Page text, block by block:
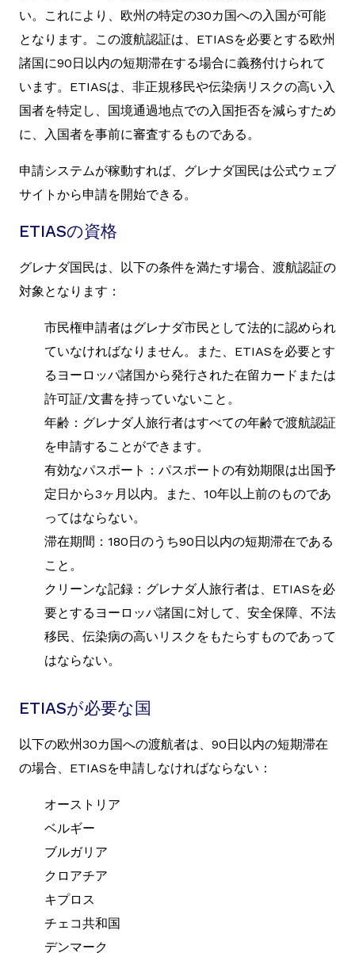
い。これにより、欧州の特定の30カ国への入国が可能
となります。この渡航認証は、ETIASを必要とする欧州
諸国に90日以内の短期滞在する場合に義務付けられて
います。ETIASは、非正規移民や伝染病リスクの高い入
国者を特定し、国境通過地点での入国拒否を減らすため
に、入国者を事前に審査するものである。
申請システムが稼動すれば、グレナダ国民は公式ウェブ
サイトから申請を開始できる。
ETIASの資格
グレナダ国民は、以下の条件を満たす場合、渡航認証の
対象となります：
市民権申請者はグレナダ市民として法的に認められ
ていなければなりません。また、ETIASを必要とす
るヨーロッパ諸国から発行された在留カードまたは
許可証/文書を持っていないこと。
年齢：グレナダ人旅行者はすべての年齢で渡航認証
を申請することができます。
有効なパスポート：パスポートの有効期限は出国予
定日から3ヶ月以内。また、10年以上前のものであ
ってはならない。
滞在期間：180日のうち90日以内の短期滞在である
こと。
クリーンな記録：グレナダ人旅行者は、ETIASを必
要とするヨーロッパ諸国に対して、安全保障、不法
移民、伝染病の高いリスクをもたらすものであって
はならない。
ETIASが必要な国
以下の欧州30カ国への渡航者は、90日以内の短期滞在
の場合、ETIASを申請しなければならない：
オーストリア
ベルギー
ブルガリア
クロアチア
キプロス
チェコ共和国
デンマーク